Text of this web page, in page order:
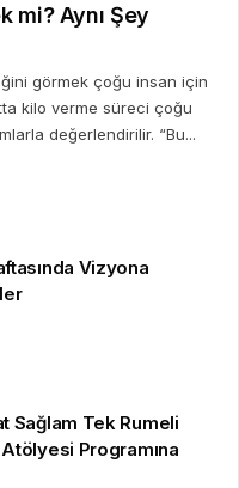
mi? Aynı Şey
görmek çoğu insan için
kilo verme süreci çoğu
değerlendirilir. “Bu...
Vizyona
Sağlam Tek Rumeli
Programına